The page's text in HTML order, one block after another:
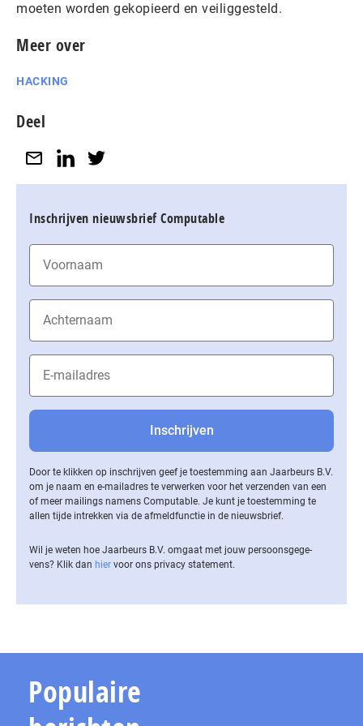
moeten worden gekopieerd en veiliggesteld.
Meer over
HACKING
Deel
Inschrijven nieuwsbrief Computable
Door te klikken op inschrijven geef je toestemming aan Jaarbeurs B.V.
om je naam en e-mailadres te verwerken voor het verzenden van een
of meer mailings namens Computable. Je kunt je toestemming te
allen tijde intrekken via de af­meld­func­tie in de nieuwsbrief.
Wil je weten hoe Jaarbeurs B.V. omgaat met jouw per­soons­ge­ge­
vens? Klik dan hier voor ons privacy statement.
Populaire